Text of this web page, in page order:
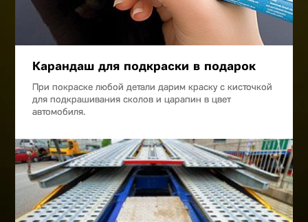
Карандаш для подкраски в подарок
При покраске любой детали дарим краску с кисточкой
для подкрашивания сколов и царапин в цвет
автомобиля.